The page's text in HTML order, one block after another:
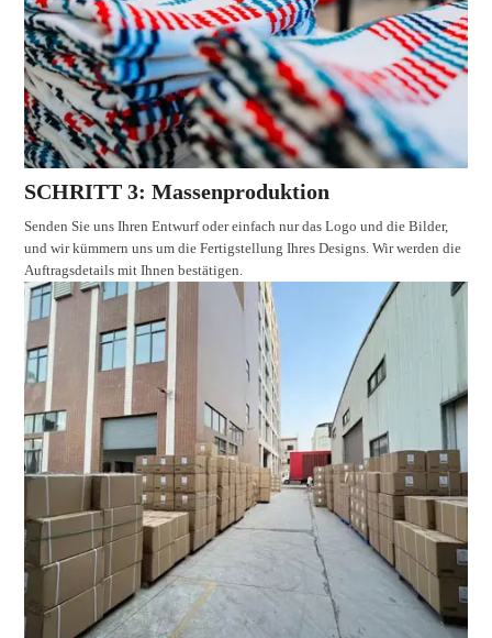
SCHRITT 3: Massenproduktion
Senden Sie uns Ihren Entwurf oder einfach nur das Logo und die Bilder,
und wir kümmern uns um die Fertigstellung Ihres Designs. Wir werden die
Auftragsdetails mit Ihnen bestätigen.